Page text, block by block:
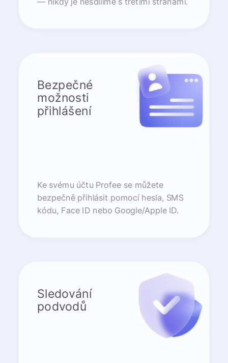
Bezpečné
možnosti
přihlášení
Ke svému účtu Profee se můžete
bezpečně přihlásit pomocí hesla, SMS
kódu, Face ID nebo Google/Apple ID.
Sledování
podvodů